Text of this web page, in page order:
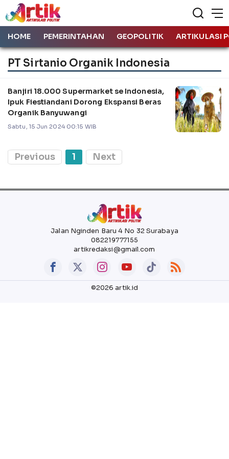
HOME PEMERINTAHAN GEOPOLITIK ARTIKULASI
PT Sirtanio Organik Indonesia
Banjiri 18.000 Supermarket se Indonesia,
Ipuk Fiestiandani Dorong Ekspansi Beras
Organik Banyuwangi
Sabtu, 15 Jun 2024 00:15 WIB
Previous 1 Next
Jalan Nginden Baru 4 No 32 Surabaya
082219777155
artikredaksi@gmail.com
©2026 artik.id